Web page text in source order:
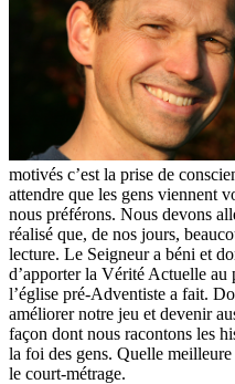
motivés c’est la prise de
attendre que les gens viennent
nous préférons. Nous devons
réalisé que, de nos jours,
lecture. Le Seigneur a béni et
d’apporter la Vérité Actuelle au
l’église pré-Adventiste a fait.
améliorer notre jeu et devenir
façon dont nous racontons les
la foi des gens. Quelle
le court-métrage.